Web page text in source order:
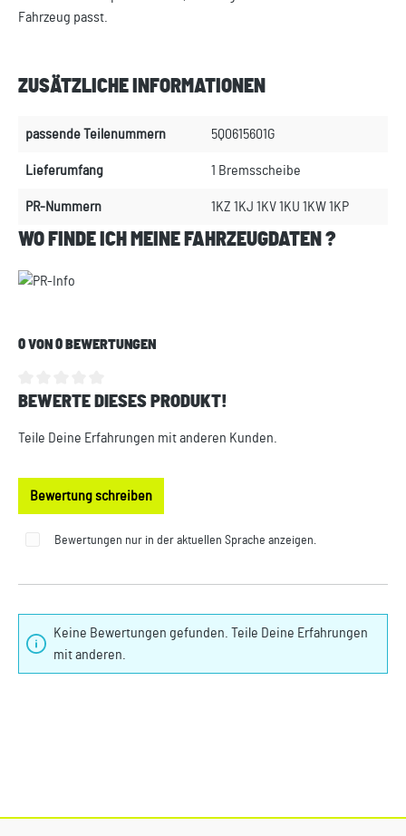
Fahrzeug passt.
ZUSÄTZLICHE INFORMATIONEN
passende Teilenummern 5Q0615601G
Lieferumfang 1 Bremsscheibe
PR-Nummern 1KZ 1KJ 1KV 1KU 1KW 1KP
WO FINDE ICH MEINE FAHRZEUGDATEN ?
0 VON 0 BEWERTUNGEN
Durchschnittliche Bewertung von 0 von 5 Sternen
BEWERTE DIESES PRODUKT!
Teile Deine Erfahrungen mit anderen Kunden.
Bewertung schreiben
Bewertungen nur in der aktuellen Sprache anzeigen.
Keine Bewertungen gefunden. Teile Deine Erfahrungen
mit anderen.